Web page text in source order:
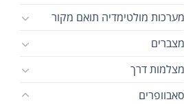
מערכות מולטימדיה תואם מקור
מצברים
מצלמות דרך
סאבוופרים